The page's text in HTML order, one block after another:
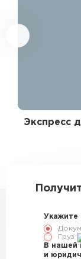
Экспресс
Укажите
Груз
В нашей
и